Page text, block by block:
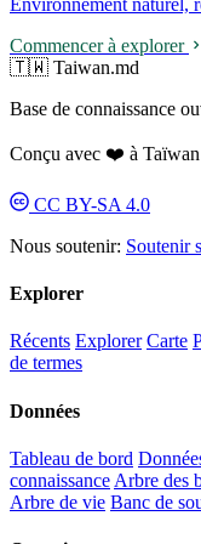
Commencer à explorer
🇹🇼 Taiwan.md
Base de connaissance
Conçu avec ❤️ à Taïwan
CC BY-SA 4.0
Nous soutenir: Soutenir
Explorer
Récents Explorer Carte
de termes
Données
Tableau de bord
connaissance Arbre des
Arbre de vie Banc de